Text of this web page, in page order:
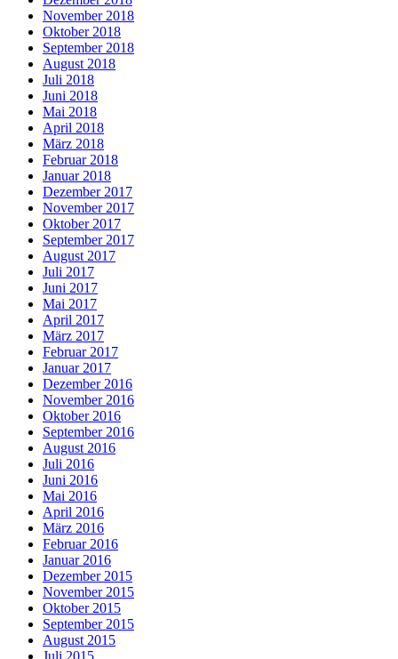
November 2018
Oktober 2018
September 2018
August 2018
Juli 2018
Juni 2018
Mai 2018
April 2018
März 2018
Februar 2018
Januar 2018
Dezember 2017
November 2017
Oktober 2017
September 2017
August 2017
Juli 2017
Juni 2017
Mai 2017
April 2017
März 2017
Februar 2017
Januar 2017
Dezember 2016
November 2016
Oktober 2016
September 2016
August 2016
Juli 2016
Juni 2016
Mai 2016
April 2016
März 2016
Februar 2016
Januar 2016
Dezember 2015
November 2015
Oktober 2015
September 2015
August 2015
Juli 2015